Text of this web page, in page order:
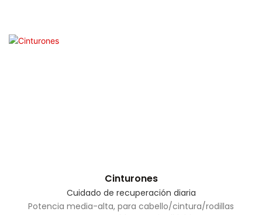
Cinturones
Cuidado de recuperación diaria
Potencia media-alta, para cabello/cintura/rodillas